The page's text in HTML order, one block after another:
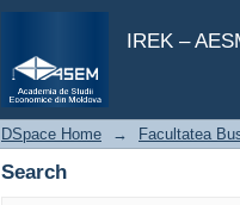
IREK –
Search
DSpace Home → Facultatea
Search